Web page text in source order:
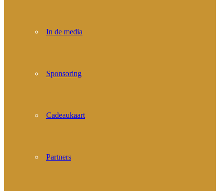
In de media
Sponsoring
Cadeaukaart
Partners